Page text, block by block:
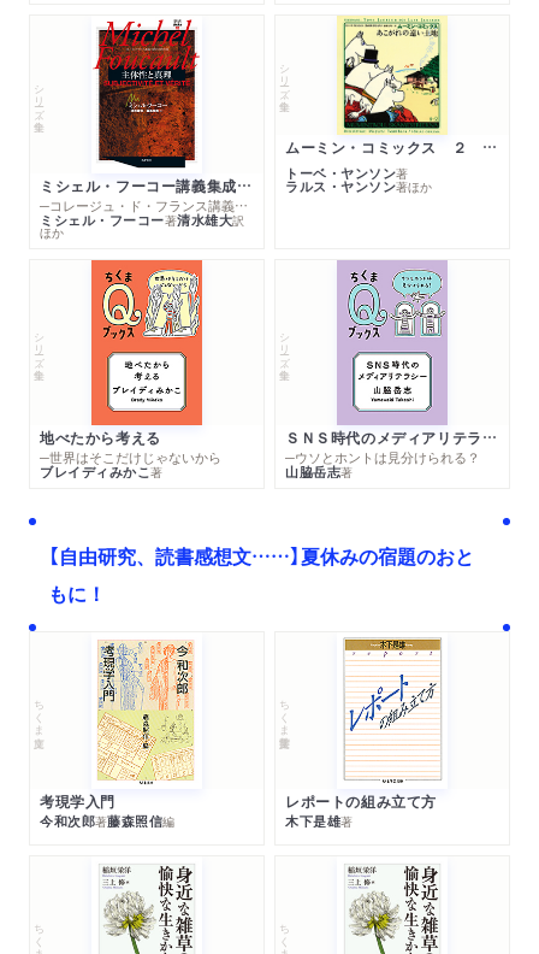
シリーズ・全集
ミシェル・フーコー講義集成１０ 主体性と真理
─コレージュ・ド・フランス講義１９８０－１９８１年度
ミシェル・フーコー著清水雄大訳
ほか
シリーズ・全集
ムーミン・コミックス ２ あこがれの遠い土地
トーベ・ヤンソン著
ラルス・ヤンソン著ほか
シリーズ・全集
地べたから考える
─世界はそこだけじゃないから
ブレイディみかこ著
シリーズ・全集
ＳＮＳ時代のメディアリテラシー
─ウソとホントは見分けられる？
山脇岳志著
【自由研究、読書感想文……】夏休みの宿題のおと
もに！
ちくま文庫
考現学入門
今和次郎著藤森照信編
ちくま学芸文庫
レポートの組み立て方
木下是雄著
ちくま文庫 ちくま文庫